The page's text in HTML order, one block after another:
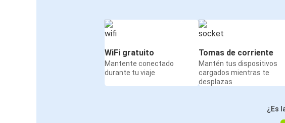
WiFi gratuito
Mantente conectado
durante tu viaje
Tomas de corriente
Mantén tus dispositivos
cargados mientras te
desplazas
¿Es